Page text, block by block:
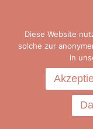
Diese Website
solche zur
in